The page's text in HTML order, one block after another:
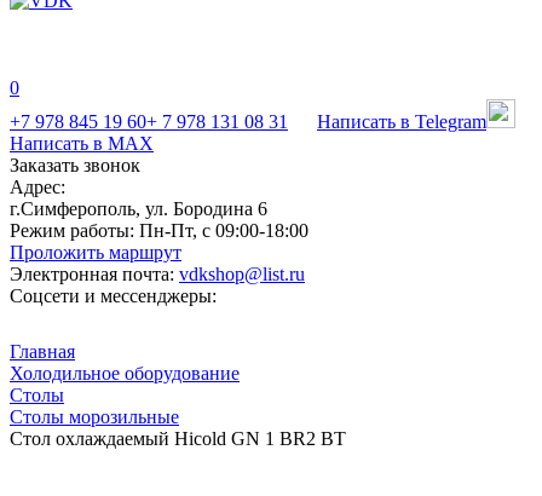
0
+7 978 845 19 60+ 7 978 131 08 31
Написать в Telegram
Написать в MAX
Заказать звонок
Адрес:
г.Симферополь, ул. Бородина 6
Режим работы: Пн-Пт, с 09:00-18:00
Проложить маршрут
Электронная почта: vdkshop@list.ru
Соцсети и мессенджеры:
Главная
Холодильное оборудование
Столы
Столы морозильные
Стол охлаждаемый Hicold GN 1 BR2 BT